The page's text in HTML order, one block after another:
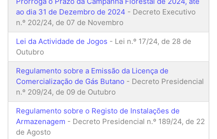
ao dia 31 de Dezembro de 2024 - Decreto Executivo
n.º 202/24, de 07 de Novembro
Lei da Actividade de Jogos - Lei n.º 17/24, de 28 de
Outubro
Regulamento sobre a Emissão da Licença de
Comercialização de Gás Butano - Decreto Presidencial
n.º 209/24, de 09 de Outubro
Regulamento sobre o Registo de Instalações de
Armazenagem - Decreto Presidencial n.º 189/24, de 22
de Agosto